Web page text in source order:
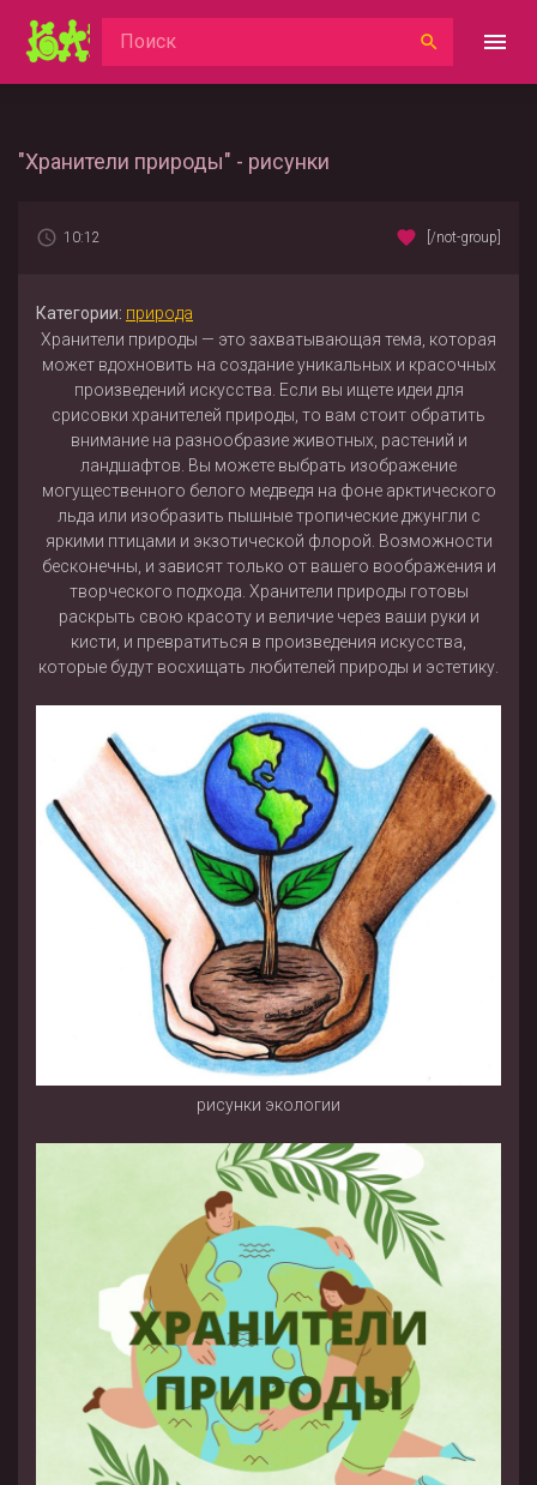
"Хранители природы" - рисунки
10:12 [/not-group]
Категории: природа
Хранители природы — это захватывающая тема, которая
может вдохновить на создание уникальных и красочных
произведений искусства. Если вы ищете идеи для
срисовки хранителей природы, то вам стоит обратить
внимание на разнообразие животных, растений и
ландшафтов. Вы можете выбрать изображение
могущественного белого медведя на фоне арктического
льда или изобразить пышные тропические джунгли с
яркими птицами и экзотической флорой. Возможности
бесконечны, и зависят только от вашего воображения и
творческого подхода. Хранители природы готовы
раскрыть свою красоту и величие через ваши руки и
кисти, и превратиться в произведения искусства,
которые будут восхищать любителей природы и эстетику.
рисунки экологии